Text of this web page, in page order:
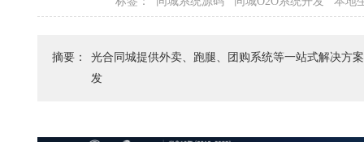
摘要：
光合同城提供外卖、跑腿、团购系统等一站式解决方
发